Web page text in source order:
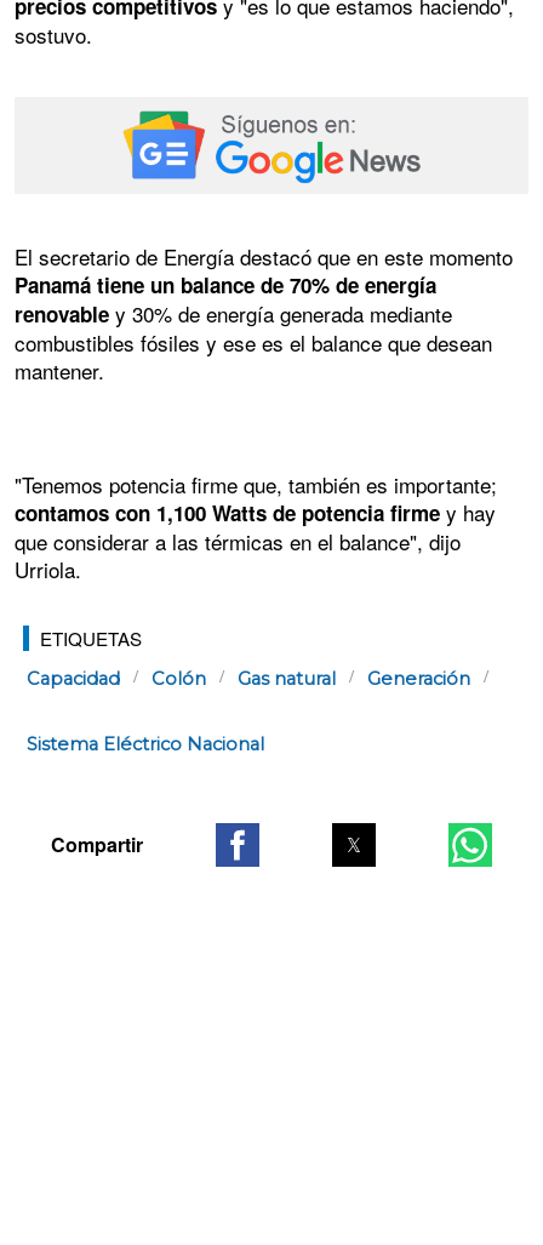
precios competitivos
sostuvo.
El secretario de Energía destacó que en este momento
Panamá tiene un balance de 70% de energía
renovable y 30% de energía generada mediante
combustibles fósiles y ese es el balance que desean
mantener.
"Tenemos potencia firme que, también es importante;
contamos con 1,100 Watts de potencia firme y hay
que considerar a las térmicas en el balance", dijo
Urriola.
ETIQUETAS
Capacidad Colón Gas natural Generación
Sistema Eléctrico Nacional